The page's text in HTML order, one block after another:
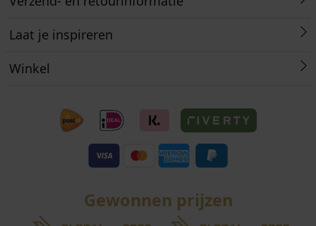
Laat je inspireren
Winkel
Gewonnen prijzen